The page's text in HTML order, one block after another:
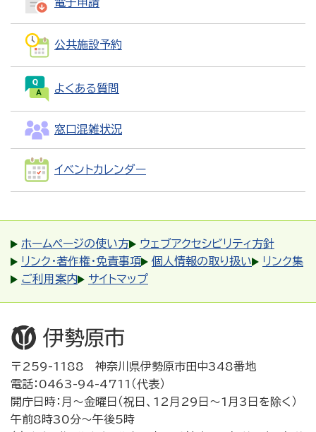
電子申請
公共施設予約
よくある質問
窓口混雑状況
イベントカレンダー
ホームページの使い方
ウェブアクセシビリティ方針
リンク・著作権・免責事項
個人情報の取り扱い
リンク集
ご利用案内
サイトマップ
〒259-1188 神奈川県伊勢原市田中348番地
電話：0463-94-4711（代表）
開庁日時：月～金曜日（祝日、12月29日～1月3日を除く）
午前8時30分～午後5時